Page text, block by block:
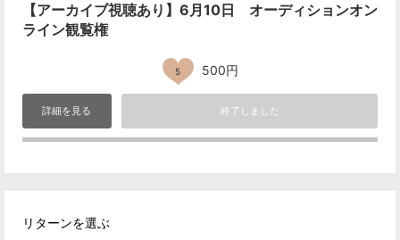
【アーカイブ視聴あり】6月10日 オーディションオン
ライン観覧権
5 500円
詳細を見る 終了しました
リターンを選ぶ